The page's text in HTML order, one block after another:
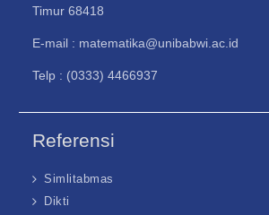
Timur 68418
E-mail : matematika@unibabwi.ac.id
Telp : (0333) 4466937
Referensi
Simlitabmas
Dikti